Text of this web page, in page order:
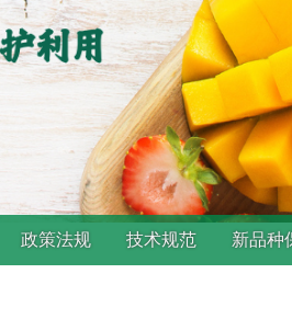
政策法规 技术规范 新品种